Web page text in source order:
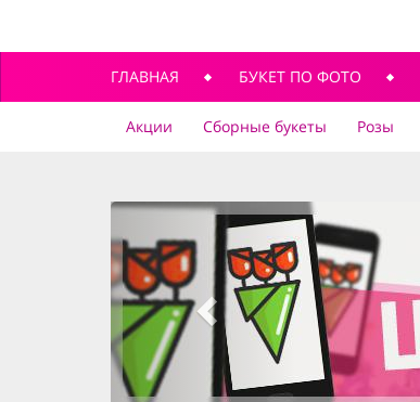
ГЛАВНАЯ БУКЕТ ПО ФОТО
Акции Сборные букеты Розы
previous
slide 1 of 3
, currently active
slide 3 of 3